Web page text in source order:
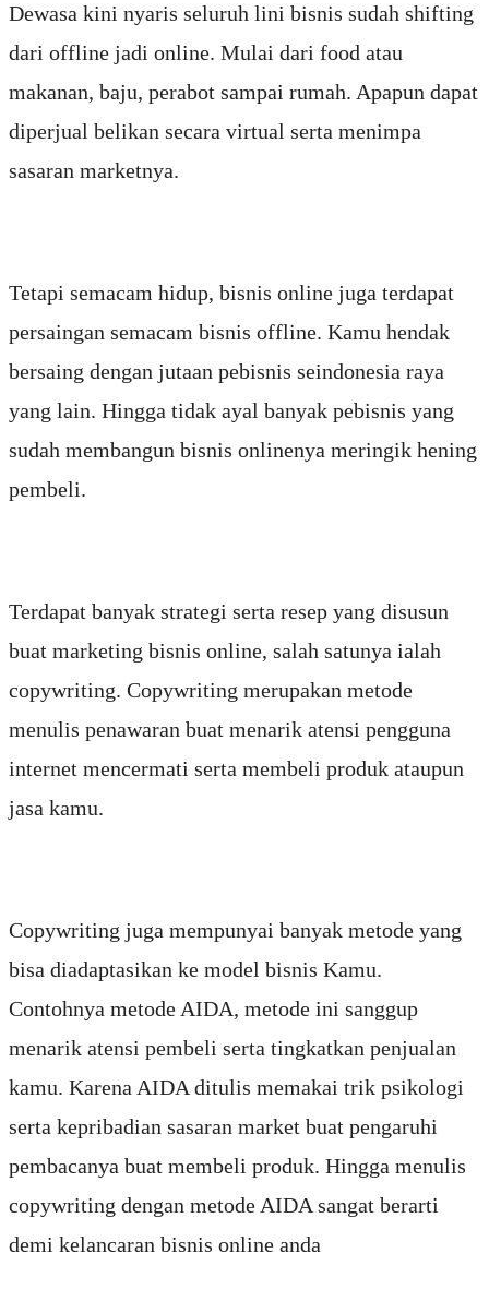
Dewasa kini nyaris seluruh lini bisnis sudah shifting
dari offline jadi online. Mulai dari food atau
makanan, baju, perabot sampai rumah. Apapun dapat
diperjual belikan secara virtual serta menimpa
sasaran marketnya.
Tetapi semacam hidup, bisnis online juga terdapat
persaingan semacam bisnis offline. Kamu hendak
bersaing dengan jutaan pebisnis seindonesia raya
yang lain. Hingga tidak ayal banyak pebisnis yang
sudah membangun bisnis onlinenya meringik hening
pembeli.
Terdapat banyak strategi serta resep yang disusun
buat marketing bisnis online, salah satunya ialah
copywriting. Copywriting merupakan metode
menulis penawaran buat menarik atensi pengguna
internet mencermati serta membeli produk ataupun
jasa kamu.
Copywriting juga mempunyai banyak metode yang
bisa diadaptasikan ke model bisnis Kamu.
Contohnya metode AIDA, metode ini sanggup
menarik atensi pembeli serta tingkatkan penjualan
kamu. Karena AIDA ditulis memakai trik psikologi
serta kepribadian sasaran market buat pengaruhi
pembacanya buat membeli produk. Hingga menulis
copywriting dengan metode AIDA sangat berarti
demi kelancaran bisnis online anda